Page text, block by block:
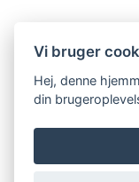
Vi bruger
Hej, denne
din